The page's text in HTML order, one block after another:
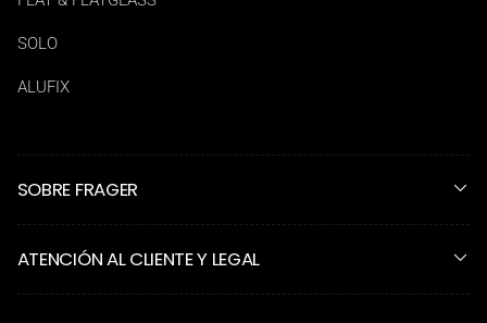
SOLO
ALUFIX
SOBRE FRAGER
ATENCIÓN AL CLIENTE Y LEGAL